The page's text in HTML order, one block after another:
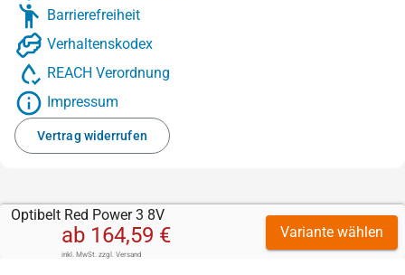
Optibelt Red Power 3 8V
ab 164,59 €
inkl. MwSt. zzgl. Versand
Variante wählen
Barrierefreiheit
Verhaltenskodex
REACH Verordnung
Impressum
Vertrag widerrufen